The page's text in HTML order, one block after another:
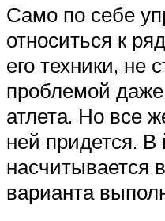
Само по себе
относиться к
его техники, не
проблемой
атлета. Но все
ней придется. В
насчитывается
варианта